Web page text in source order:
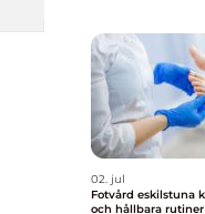
02. jul
Fotvård eskilstuna kunskap, omtanke
och hållbara rutiner